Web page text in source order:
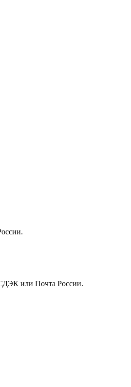
или Почта России.